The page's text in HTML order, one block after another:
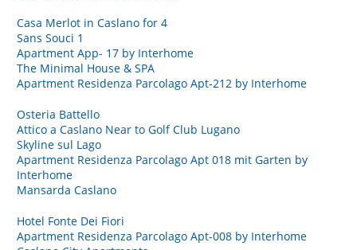
Casa Merlot in Caslano for 4
Sans Souci 1
Apartment App- 17 by Interhome
The Minimal House & SPA
Apartment Residenza Parcolago Apt-212 by Interhome
Osteria Battello
Attico a Caslano Near to Golf Club Lugano
Skyline sul Lago
Apartment Residenza Parcolago Apt 018 mit Garten by
Interhome
Mansarda Caslano
Hotel Fonte Dei Fiori
Apartment Residenza Parcolago Apt-008 by Interhome